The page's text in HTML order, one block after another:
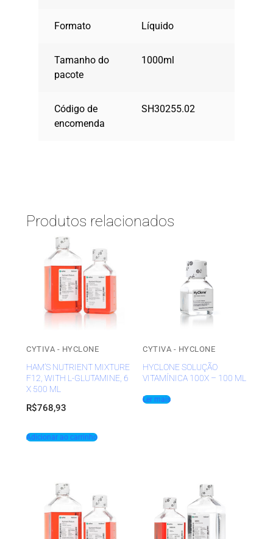
Formato Líquido
Tamanho do
pacote
1000ml
Código de
encomenda
SH30255.02
Produtos relacionados
CYTIVA - HYCLONE
HAM’S NUTRIENT MIXTURE
F12, WITH L-GLUTAMINE, 6
X 500 ML
R$768,93
Adicionar ao carrinho
CYTIVA - HYCLONE
HYCLONE SOLUÇÃO
VITAMÍNICA 100X – 100 ML
Ler mais